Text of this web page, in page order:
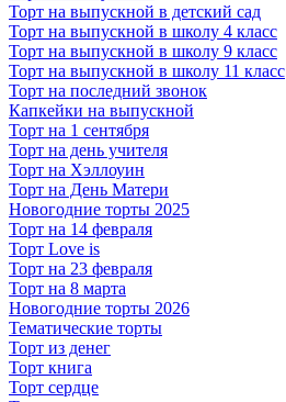
Торт на выпускной в детский сад
Торт на выпускной в школу 4 класс
Торт на выпускной в школу 9 класс
Торт на выпускной в школу 11 класс
Торт на последний звонок
Капкейки на выпускной
Торт на 1 сентября
Торт на день учителя
Торт на Хэллоуин
Торт на День Матери
Новогодние торты 2025
Торт на 14 февраля
Торт Love is
Торт на 23 февраля
Торт на 8 марта
Новогодние торты 2026
Тематические торты
Торт из денег
Торт книга
Торт сердце